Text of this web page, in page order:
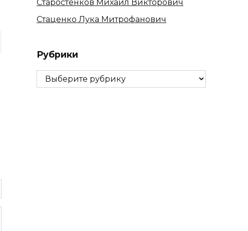
Старостенков Михаил Викторович
Стаценко Лука Митрофанович
Рубрики
Рубрики